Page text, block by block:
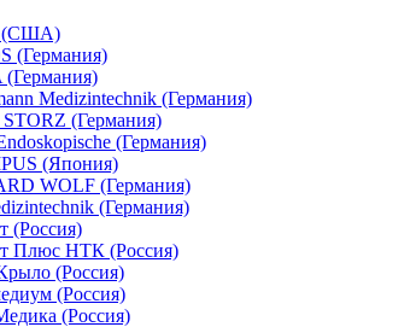
(США)
(Германия)
(Германия)
Medizintechnik (Германия)
(Германия)
(Германия)
(Япония)
WOLF (Германия)
(Германия)
(Россия)
Плюс НТК (Россия)
(Россия)
(Россия)
(Россия)